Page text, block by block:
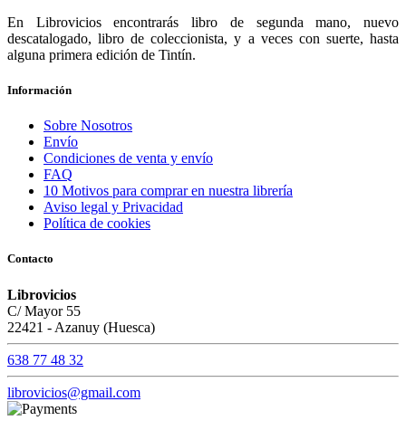
En Librovicios encontrarás libro de segunda mano, nuevo
descatalogado, libro de coleccionista, y a veces con suerte, hasta
alguna primera edición de Tintín.
Información
Sobre Nosotros
Envío
Condiciones de venta y envío
FAQ
10 Motivos para comprar en nuestra librería
Aviso legal y Privacidad
Política de cookies
Contacto
Librovicios
C/ Mayor 55
22421 - Azanuy (Huesca)
638 77 48 32
librovicios@gmail.com